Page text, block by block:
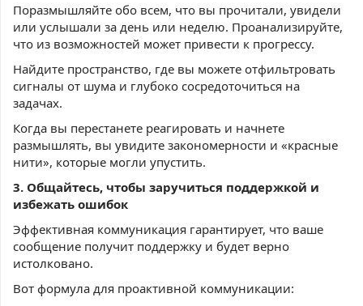
Поразмышляйте обо всем, что вы прочитали, увидели
или услышали за день или неделю. Проанализируйте,
что из возможностей может привести к прогрессу.
Найдите пространство, где вы можете отфильтровать
сигналы от шума и глубоко сосредоточиться на
задачах.
Когда вы перестанете реагировать и начнете
размышлять, вы увидите закономерности и «красные
нити», которые могли упустить.
3. Общайтесь, чтобы заручиться поддержкой и
избежать ошибок
Эффективная коммуникация гарантирует, что ваше
сообщение получит поддержку и будет верно
истолковано.
Вот формула для проактивной коммуникации: